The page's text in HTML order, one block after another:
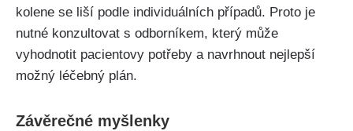
kolene se liší ​podle individuálních případů. Proto ⁤je
nutné konzultovat ‍s odborníkem, který může
vyhodnotit pacientovy potřeby a navrhnout nejlepší
možný léčebný plán.‌
Závěrečné myšlenky